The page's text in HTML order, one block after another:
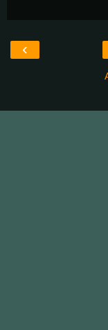
‹